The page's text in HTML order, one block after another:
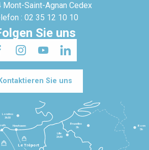
Mont-Saint-Agnan Cedex
: 02 35 12 10 10
Sie uns
Kontaktieren Sie uns
Le Tréport
Lille
2h30
Bruxelles
3h
Londres
3h30
Newhaven
Bonn
5h